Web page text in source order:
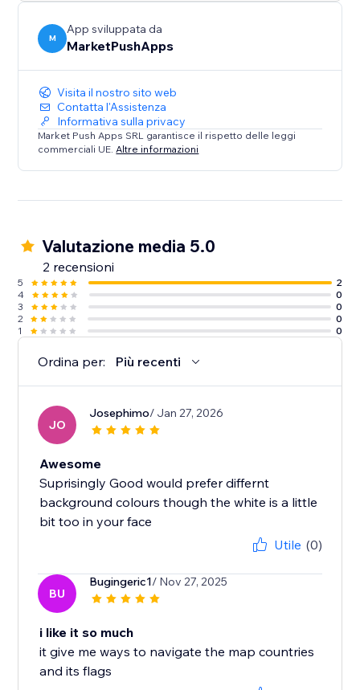
M
App sviluppata da
MarketPushApps
Visita il nostro sito web
Contatta l'Assistenza
Informativa sulla privacy
Market Push Apps SRL garantisce il rispetto delle leggi
commerciali UE. Altre informazioni
Valutazione media 5.0
2 recensioni
5
2
4
0
3
0
2
0
1
0
Ordina per: Più recenti
JO
Josephimo/ Jan 27, 2026
Awesome
Suprisingly Good would prefer differnt
background colours though the white is a little
bit too in your face
Utile (0)
BU
Bugingeric1/ Nov 27, 2025
i like it so much
it give me ways to navigate the map countries
and its flags